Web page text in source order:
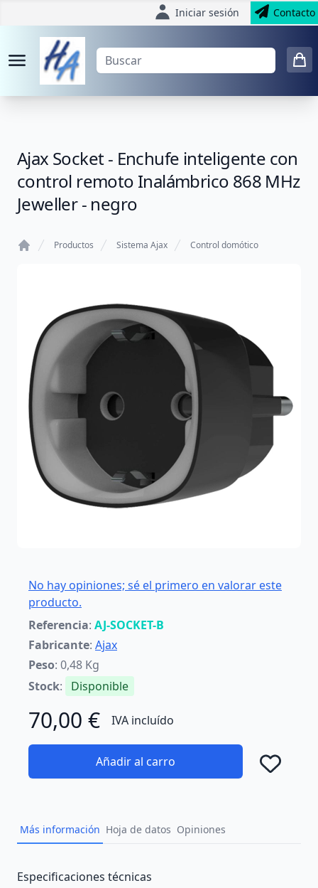
Iniciar sesión Contacto
Ajax Socket - Enchufe inteligente con
control remoto Inalámbrico 868 MHz
Jeweller - negro
Productos Sistema Ajax Control domótico
No hay opiniones; sé el primero en valorar este
producto.
Referencia: AJ-SOCKET-B
Fabricante: Ajax
Peso: 0,48 Kg
Stock: Disponible
70,00 € IVA incluído
Añadir al carro
Más información Hoja de datos Opiniones
Description
Especificaciones técnicas